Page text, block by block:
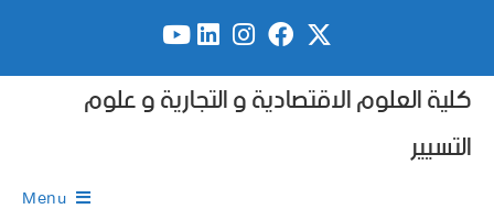
كلية العلوم الاقتصادية و التجارية و علوم
التسيير
Menu